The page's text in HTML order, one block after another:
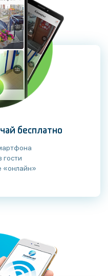
бесплатно
гости
«онлайн»